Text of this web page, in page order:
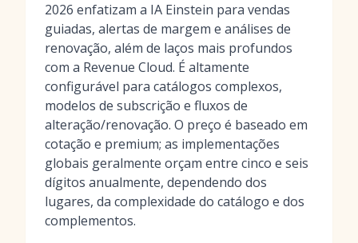
2026 enfatizam a IA Einstein para vendas
guiadas, alertas de margem e análises de
renovação, além de laços mais profundos
com a Revenue Cloud. É altamente
configurável para catálogos complexos,
modelos de subscrição e fluxos de
alteração/renovação. O preço é baseado em
cotação e premium; as implementações
globais geralmente orçam entre cinco e seis
dígitos anualmente, dependendo dos
lugares, da complexidade do catálogo e dos
complementos.